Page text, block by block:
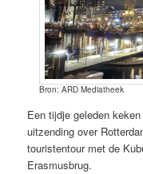
Bron: ARD Mediatheek
Een tijdje geleden
uitzending over
touristentour met de
Erasmusbrug.